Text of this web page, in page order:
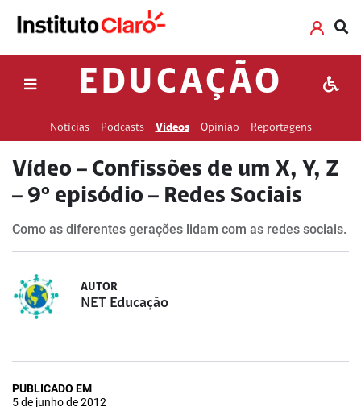
EDUCAÇÃO
Notícias Podcasts Vídeos Opinião Reportagens
Vídeo – Confissões de um X, Y, Z
– 9º episódio – Redes Sociais
Como as diferentes gerações lidam com as redes sociais.
AUTOR
NET Educação
PUBLICADO EM
5 de junho de 2012